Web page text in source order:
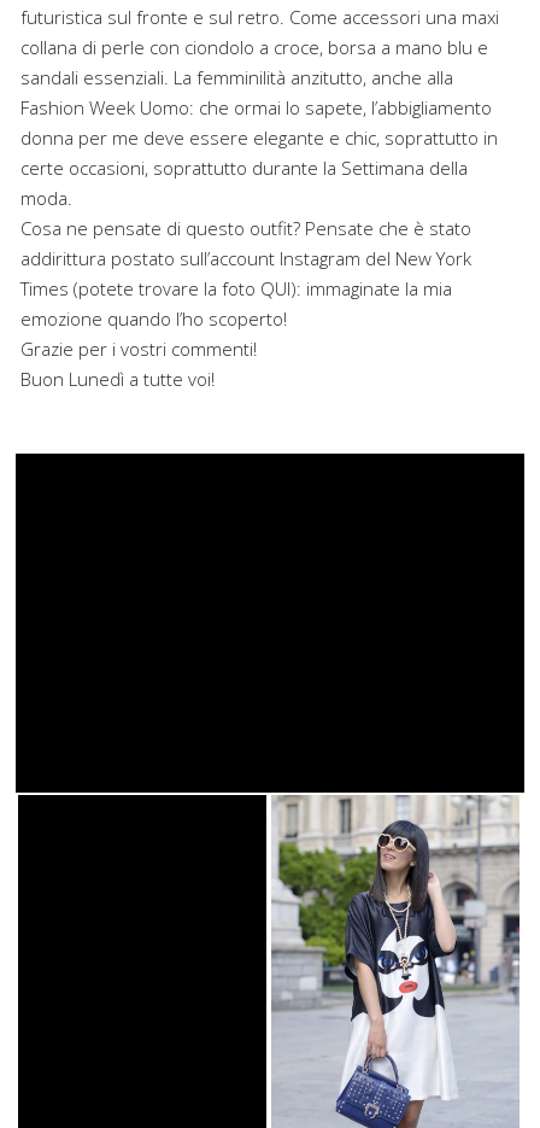
futuristica sul fronte e sul retro. Come accessori una maxi
collana di perle con ciondolo a croce, borsa a mano blu e
sandali essenziali. La femminilità anzitutto, anche alla
Fashion Week Uomo: che ormai lo sapete, l’abbigliamento
donna per me deve essere elegante e chic, soprattutto in
certe occasioni, soprattutto durante la Settimana della
moda.
Cosa ne pensate di questo outfit? Pensate che è stato
addirittura postato sull’account Instagram del New York
Times (potete trovare la foto QUI): immaginate la mia
emozione quando l’ho scoperto!
Grazie per i vostri commenti!
Buon Lunedì a tutte voi!